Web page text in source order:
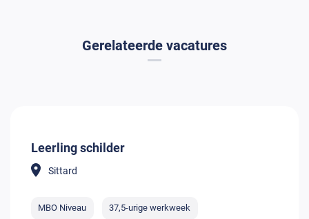
Gerelateerde vacatures
Leerling schilder
Sittard
MBO Niveau 37,5-urige werkweek